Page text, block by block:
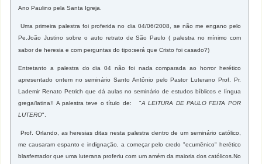
Ano Paulino pela Santa Igreja.
Uma primeira palestra foi proferida no dia 04/06/2008, se não me engano pelo
Pe.João Justino sobre o auto retrato deSão Paulo ( palestra no mínimo com
sabor de heresia e com perguntas do tipo:será que Cristo foi casado?)
Entretanto a palestra do dia 04 não foi nada comparada ao horror herético
apresentado ontem no seminário Santo Antônio pelo Pastor Luterano Prof. Pr.
Lademir Renato Petrich que dá aulas no seminário de estudos bíblicos e língua
grega/latina!! A palestra teve o título de:
"A LEITURA DE PAULO FEITA POR
LUTERO".
Prof. Orlando, as heresias ditas nesta palestra dentro de um seminário católico,
me causaram espanto e indignação, a começar pelo credo "ecumênico" herético
blasfemador que uma luterana proferiu com um amém da maioria dos católicos.No